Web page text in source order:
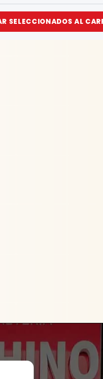
SELECCIONADOS AL